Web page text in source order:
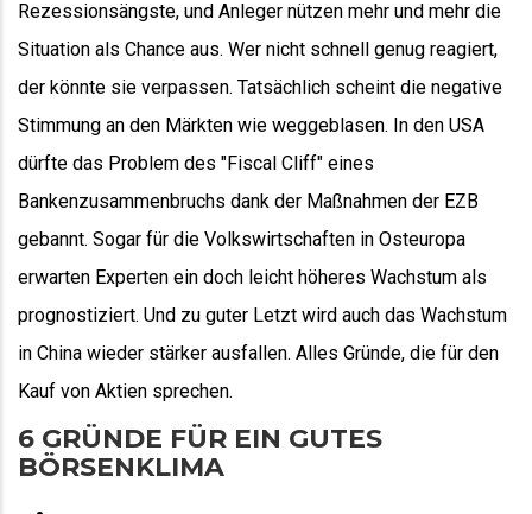
Rezessionsängste, und Anleger nützen mehr und mehr die
Situation als Chance aus. Wer nicht schnell genug reagiert,
der könnte sie verpassen. Tatsächlich scheint die negative
Stimmung an den Märkten wie weggeblasen. In den USA
dürfte das Problem des "Fiscal Cliff" eines
Bankenzusammenbruchs dank der Maßnahmen der EZB
gebannt. Sogar für die Volkswirtschaften in Osteuropa
erwarten Experten ein doch leicht höheres Wachstum als
prognostiziert. Und zu guter Letzt wird auch das Wachstum
in China wieder stärker ausfallen. Alles Gründe, die für den
Kauf von Aktien sprechen.
6 GRÜNDE FÜR EIN GUTES
BÖRSENKLIMA